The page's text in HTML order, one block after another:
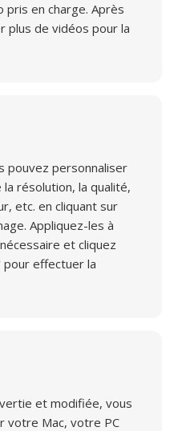
en charge. Après
plus de vidéos pour la
pouvez personnaliser
résolution, la qualité,
etc. en cliquant sur
Appliquez-les à
et cliquez
effectuer la
et modifiée, vous
votre Mac, votre PC